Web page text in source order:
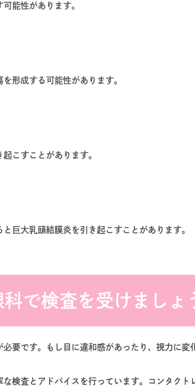
能性があります。
形成する可能性があります。
こすことがあります。
巨大乳頭結膜炎を引き起こすことがあります。
科で検査を受けましょ
要です。もし目に違和感があったり、視力に
検査とアドバイスを行っています。コンタク